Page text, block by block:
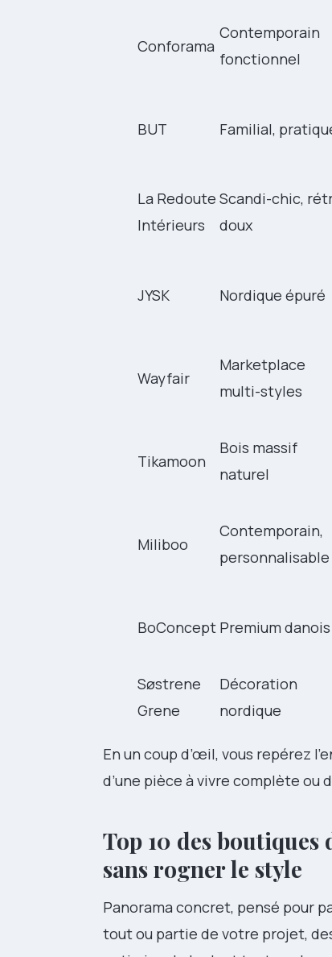
Conforama
Contemporain
fonctionnel
BUT Familial,
La Redoute
Intérieurs
Scandi-chic,
doux
JYSK Nordique épuré
Wayfair
Marketplace
multi-styles
Tikamoon
Bois massif
naturel
Miliboo
Contemporain,
personnalisable
BoConcept Premium danois
Søstrene
Grene
Décoration
nordique
En un coup d’œil, vous repérez
d’une pièce à vivre complète ou
Top 10 des
sans rogner le style
Panorama concret, pensé pour
tout ou partie de votre projet,